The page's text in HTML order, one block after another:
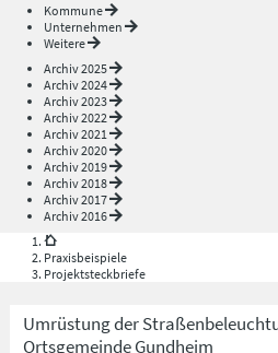
Kommune
Unternehmen
Weitere
Archiv 2025
Archiv 2024
Archiv 2023
Archiv 2022
Archiv 2021
Archiv 2020
Archiv 2019
Archiv 2018
Archiv 2017
Archiv 2016
Praxisbeispiele
Projektsteckbriefe
Umrüstung der
Ortsgemeinde Gundheim